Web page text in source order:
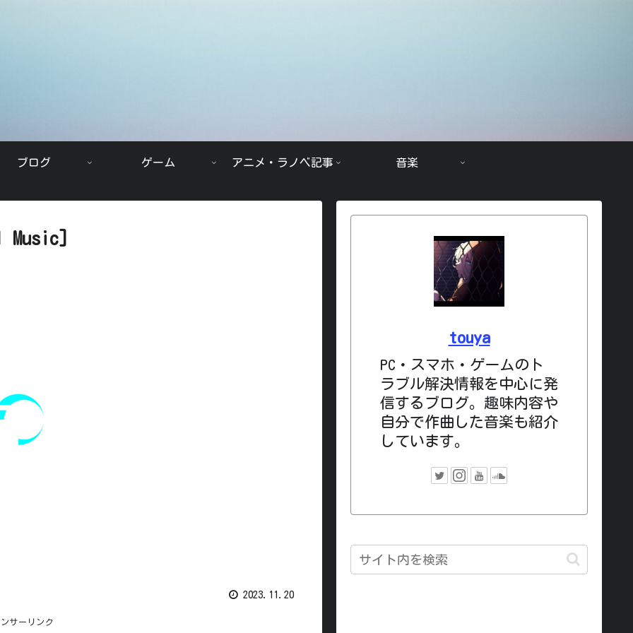
ブログ ゲーム アニメ・ラノベ記事 音楽
Music]
2023.11.20
サーリンク
touya
PC・スマホ・ゲームのト
ラブル解決情報を中心に発
信するブログ。趣味内容や
自分で作曲した音楽も紹介
しています。